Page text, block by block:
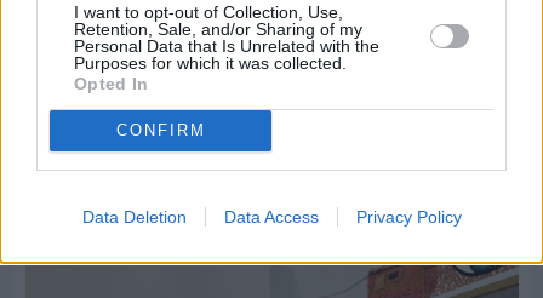
I want to opt-out of Collection, Use,
Retention, Sale, and/or Sharing of my
Personal Data that Is Unrelated with the
Purposes for which it was collected.
Opted In
CONFIRM
Data Deletion Data Access Privacy Policy
Πριν 2 ημέρες
Οδηγοί Δασικών Υπηρεσιών: Ζητούν ένταξη στο
ανθυγιεινό επίδομα
Διαφήμιση